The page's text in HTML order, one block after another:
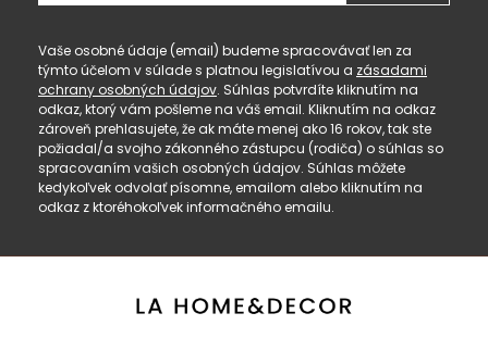
Vaše osobné údaje (email) budeme spracovávať len za
týmto účelom v súlade s platnou legislatívou a zásadami
ochrany osobných údajov. Súhlas potvrdíte kliknutím na
odkaz, ktorý vám pošleme na váš email. Kliknutím na odkaz
zároveň prehlasujete, že ak máte menej ako 16 rokov, tak ste
požiadal/a svojho zákonného zástupcu (rodiča) o súhlas so
spracovaním vašich osobných údajov. Súhlas môžete
kedykoľvek odvolať písomne, emailom alebo kliknutím na
odkaz z ktoréhokoľvek informačného emailu.